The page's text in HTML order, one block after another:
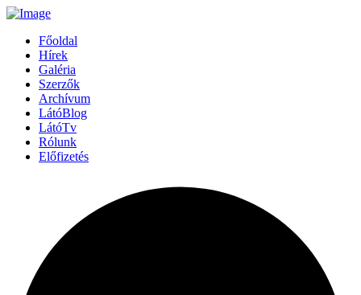
Főoldal
Hírek
Galéria
Szerzők
Archívum
LátóBlog
LátóTv
Rólunk
Előfizetés